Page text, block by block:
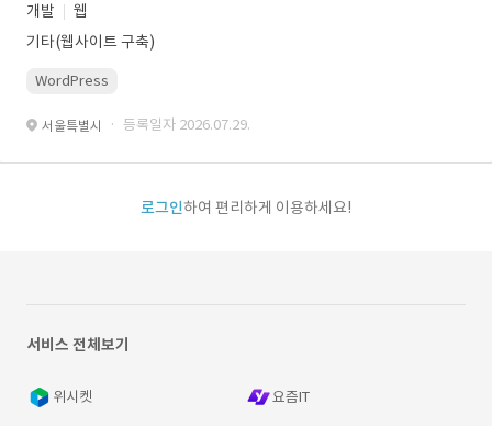
개발
웹
기타(웹사이트 구축)
WordPress
서울특별시 · 등록일자 2026.07.29.
로그인하여 편리하게 이용하세요!
서비스 전체보기
위시켓 요즘IT